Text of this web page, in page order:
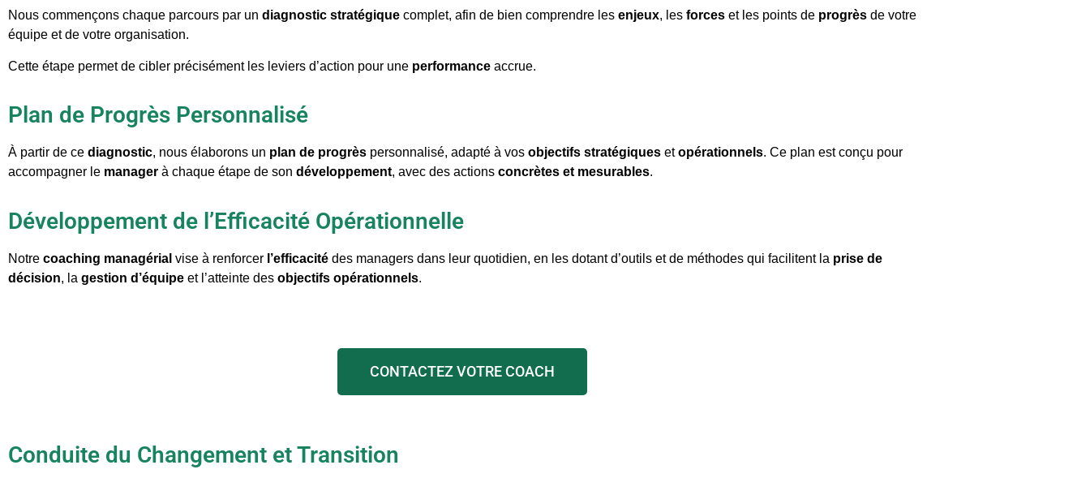
Nous commençons chaque parcours par un diagnostic stratégique complet, afin de bien comprendre les enjeux, les forces et les points de progrès de votre
équipe et de votre organisation.
Cette étape permet de cibler précisément les leviers d’action pour une performance accrue.
Plan de Progrès Personnalisé
À partir de ce diagnostic, nous élaborons un plan de progrès personnalisé, adapté à vos objectifs stratégiques etopérationnels. Ce plan est conçu pour
accompagner le manager à chaque étape de son développement, avec des actions concrètes et mesurables.
Développement de l’Efficacité Opérationnelle
Notre coaching managérial vise à renforcer l’efficacité des managers dans leur quotidien, en les dotant d’outils et de méthodes qui facilitent la prise de
décision, la gestion d’équipe et l’atteinte des objectifs opérationnels.
CONTACTEZ VOTRE COACH
Conduite du Changement et Transition